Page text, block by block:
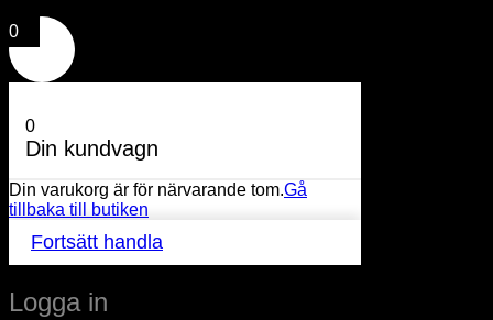
0
0
Din kundvagn
Din varukorg är för närvarande tom.Gå
tillbaka till butiken
Fortsätt handla
Logga in